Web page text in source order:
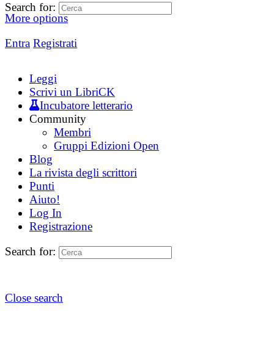
More options
Entra Registrati
Search for:
Leggi
Scrivi un LibriCK
Incubatore letterario
Community
Membri
Gruppi Edizioni Open
Blog
La rivista degli scrittori
Punti
Aiuto!
Log In
Registrazione
Search for:
Close search